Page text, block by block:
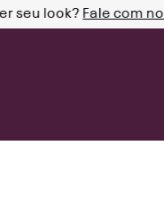
seu look? Fale com